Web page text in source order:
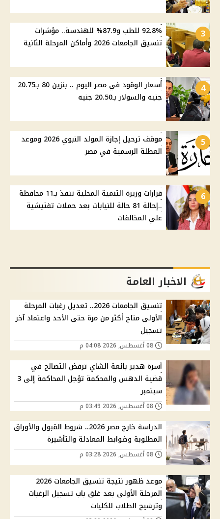
3
92.8% للطب و87.9% للهندسة.. مؤشرات
تنسيق الجامعات 2026 وأماكن المرحلة الثانية
4
أسعار الوقود في مصر اليوم .. بنزين 80 بـ20.75
جنيه والسولار بـ20.50 جنيه
5
موقف ترحيل إجازة المولد النبوي 2026 وموعد
العطلة الرسمية في مصر
6
قرارات وزيرة التنمية المحلية تنفذ بـ11 محافظة
..إحالة 81 حالة للنيابات بعد حملات تفتيشية
علي المخالفات
الاخبار العامة
تنسيق الجامعات 2026.. تعديل رغبات المرحلة
الأولى متاح أكثر من مرة حتى الأحد واعتماد آخر
تسجيل
أسرة هدير بائعة الشاي ترفض التصالح في
قضية الدهس والمحكمة تؤجل المحاكمة إلى 3
سبتمبر
الدراسة خارج مصر 2026.. شروط القبول والأوراق
المطلوبة وضوابط المعادلة والتأشيرة
موعد ظهور نتيجة تنسيق الجامعات 2026
المرحلة الأولى بعد غلق باب تسجيل الرغبات
وترشيح الطلاب للكليات